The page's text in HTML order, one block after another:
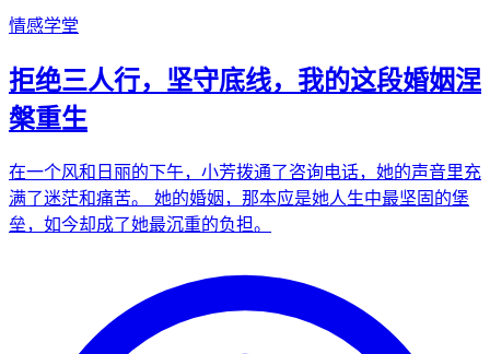
情感学堂
拒绝三人行，坚守底线，我的这段婚姻涅
槃重生
在一个风和日丽的下午，小芳拨通了咨询电话，她的声音里充
满了迷茫和痛苦。 她的婚姻，那本应是她人生中最坚固的堡
垒，如今却成了她最沉重的负担。